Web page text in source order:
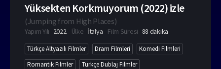
Yüksekten Korkmuyorum (2022) izle
(Jumping from High Places)
Yapım Yılı 2022 Ülke İtalya Film Süresi 88 dakika
Türkçe Altyazılı Filmler Dram Filmleri
Komedi Filmleri
Romantik Filmler
Türkçe Dublaj Filmler